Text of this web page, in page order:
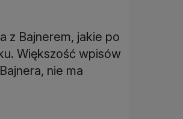
z Bajnerem, jakie po
Większość wpisów
nie ma